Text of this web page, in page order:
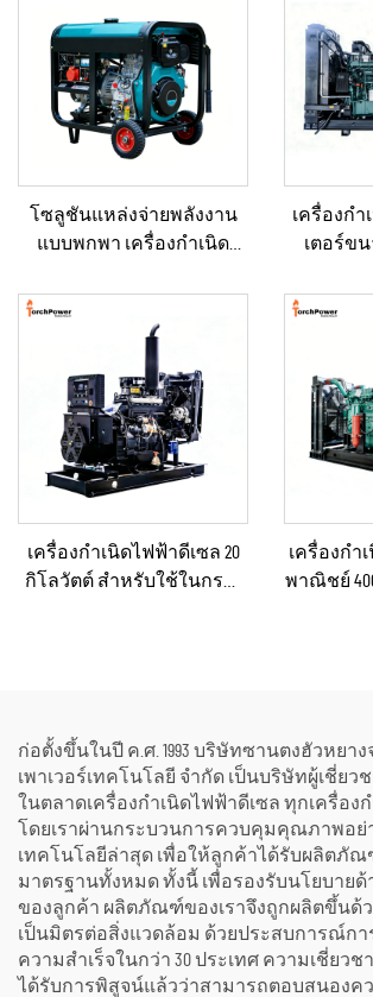
โซลูชันแหล่งจ่ายพลังงาน
แบบพกพา เครื่องกำเนิด
วัตต์ สำหรับบ้าน/ร้านค้า/
งานก่อสร้าง/ระบบสำรอง
ฉุกเฉิน
เครื่องกำ
เตอร์ข
กำเนิดไ
เครื่องกำเนิดไฟฟ้าดีเซล 20
กิโลวัตต์ สำหรับใช้ในกรณี
เครื่องกำ
พาณิชย์
ก่อตั้งขึ้นในปี ค.ศ. 1993 บริษัทซานตงฮัวหยาง
เพาเวอร์เทคโนโลยี จำกัด เป็นบริษัทผู้เชี่ย
ในตลาดเครื่องกำเนิดไฟฟ้าดีเซล ทุกเครื่อง
โดยเราผ่านกระบวนการควบคุมคุณภาพอย่
เทคโนโลยีล่าสุด เพื่อให้ลูกค้าได้รับผลิตภั
มาตรฐานทั้งหมด ทั้งนี้ เพื่อรองรับนโยบาย
ของลูกค้า ผลิตภัณฑ์ของเราจึงถูกผลิตขึ้นด้
เป็นมิตรต่อสิ่งแวดล้อม ด้วยประสบการณ์ก
ความสำเร็จในกว่า 30 ประเทศ ความเชี่ยว
ได้รับการพิสูจน์แล้วว่าสามารถตอบสนองค